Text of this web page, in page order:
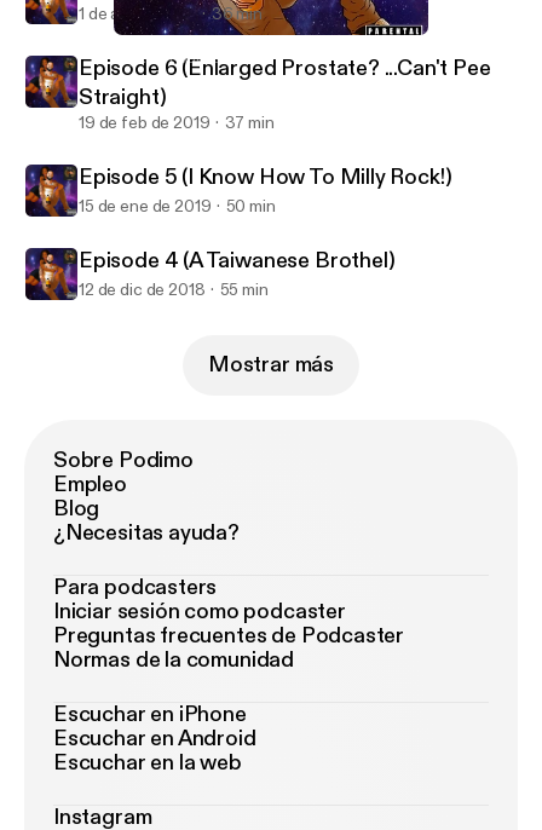
4tyAF a Podcast...
1 de abr de 2019 36 min
Episode 6 (Enlarged Prostate? ...Can't Pee
Straight)
19 de feb de 2019 37 min
Episode 5 (I Know How To Milly Rock!)
15 de ene de 2019 50 min
Episode 4 (A Taiwanese Brothel)
12 de dic de 2018 55 min
Mostrar más
Sobre Podimo
Empleo
Blog
¿Necesitas ayuda?
Para podcasters
Iniciar sesión como podcaster
Preguntas frecuentes de Podcaster
Normas de la comunidad
Escuchar en iPhone
Escuchar en Android
Escuchar en la web
Instagram